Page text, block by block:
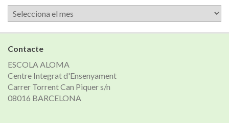
Arxiu
de
notícies
Contacte
ESCOLA ALOMA
Centre Integrat d'Ensenyament
Carrer Torrent Can Piquer s/n
08016 BARCELONA